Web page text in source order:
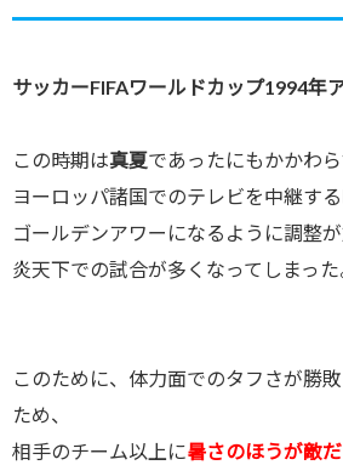
サッカーFIFAワールドカップ1994年
この時期は真夏であったにもかかわら
ヨーロッパ諸国でのテレビを中継す
ゴールデンアワーになるように調整が
炎天下での試合が多くなってしまった
このために、体力面でのタフさが勝
ため、
相手のチーム以上に暑さのほうが敵だ